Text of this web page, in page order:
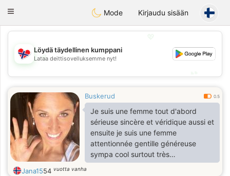
EkteNordmenn
Toggle
Mode Kirjaudu sisään
💖
💕
Löydä täydellinen kumppani
Lataa deittisovelluksemme nyt!
Buskerud 0.5
Je suis une femme tout d'abord
sérieuse sincère et véridique aussi et
ensuite je suis une femme
attentionnée gentille généreuse
sympa cool surtout très
respectueuse.
Jana1554 vuotta vanha